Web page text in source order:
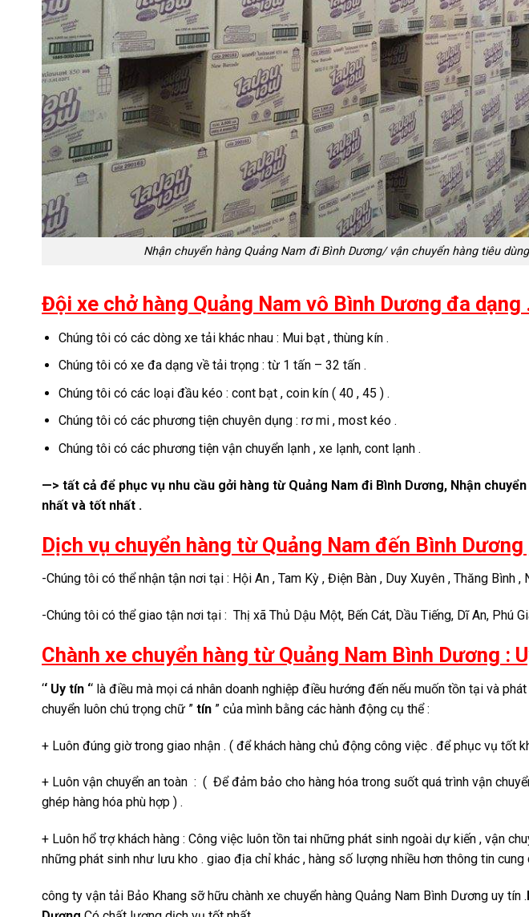
Nhận chuyển hàng Quảng Nam đi Bình Dương/ vận chuyển hàng tiêu
Đội xe chở hàng Quảng Nam vô Bình Dương đa dạng
Chúng tôi có các dòng xe tải khác nhau : Mui bạt , thùng kín .
Chúng tôi có xe đa dạng về tải trọng : từ 1 tấn – 32 tấn .
Chúng tôi có các loại đầu kéo : cont bạt , coin kín ( 40 , 45 ) .
Chúng tôi có các phương tiện chuyên dụng : rơ mi , most kéo .
Chúng tôi có các phương tiện vận chuyển lạnh , xe lạnh, cont lạnh .
—> tất cả để phục vụ nhu cầu gởi hàng từ Quảng Nam đi Bình Dương, Nhận
nhất và tốt nhất .
Dịch vụ chuyển hàng từ Quảng Nam đến Bình
-Chúng tôi có thể nhận tận nơi tại : Hội An , Tam Kỳ , Điện Bàn , Duy Xuyên , Thăng Bình ,
-Chúng tôi có thể giao tận nơi tại : Thị xã Thủ Dậu Một, Bến Cát, Dầu Tiếng, Dĩ An, Phú
Chành xe chuyển hàng từ Quảng Nam Bình Dương :
‘‘ Uy tín ‘‘ là điều mà mọi cá nhân doanh nghiệp điều hướng đến nếu muốn tồn tại và
chuyển luôn chú trọng chữ ” tín ” của mình bằng các hành động cụ thể :
+ Luôn đúng giờ trong giao nhận . ( để khách hàng chủ động công việc . để phục vụ tốt
+ Luôn vận chuyển an toàn : ( Để đảm bảo cho hàng hóa trong suốt quá trình vận
ghép hàng hóa phù hợp ) .
+ Luôn hổ trợ khách hàng : Công việc luôn tồn tai những phát sinh ngoài dự kiến , vận
những phát sinh như lưu kho . giao địa chỉ khác , hàng số lượng nhiều hơn thông tin cung
công ty vận tải Bảo Khang sỡ hữu chành xe chuyển hàng Quảng Nam Bình Dương uy tín .